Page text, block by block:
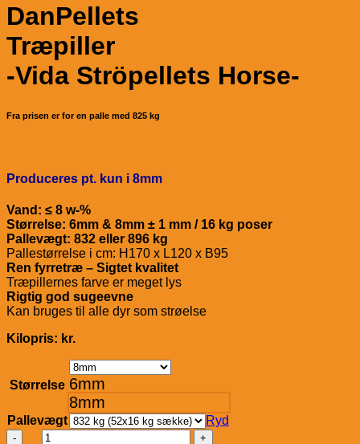
DanPellets
Træpiller
-Vida Ströpellets Horse-
Fra prisen er for en palle med 825 kg
Produceres pt. kun i 8mm
Vand: ≤ 8 w-%
Størrelse: 6mm & 8mm ± 1 mm / 16 kg poser
Pallevægt: 832 eller 896 kg
Pallestørrelse i cm: H170 x L120 x B95
Ren fyrretræ – Sigtet kvalitet
Træpillernes farve er meget lys
Rigtig god sugeevne
Kan bruges til alle dyr som strøelse
Kilopris: kr.
Størrelse 6mm
8mm
Pallevægt
Ryd
DanPellets